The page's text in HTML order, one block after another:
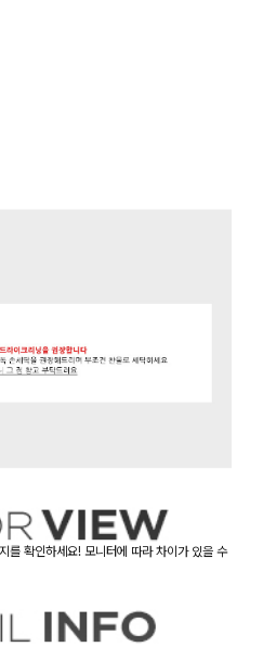
를 확인하세요! 모니터에 따라 차이가 있을 수